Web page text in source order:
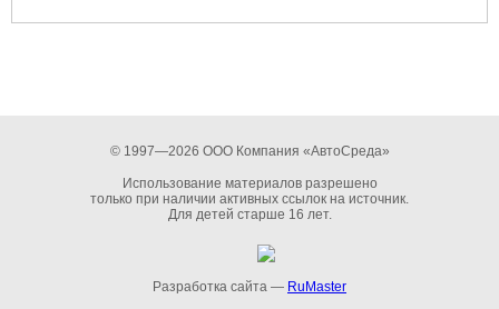
© 1997—2026 ООО Компания «АвтоСреда»
Использование материалов разрешено
только при наличии активных ссылок на источник.
Для детей старше 16 лет.
Разработка сайта — RuMaster